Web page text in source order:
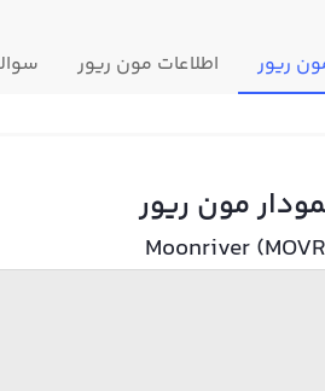
ریور اطلاعات مون ریور
مون ریور
Moonriver